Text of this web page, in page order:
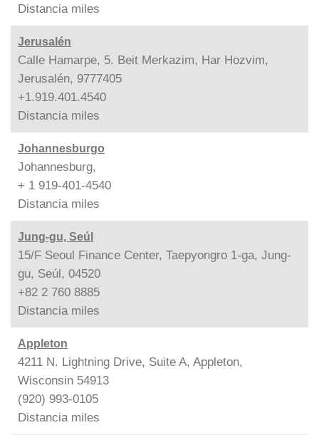
Distancia miles
Jerusalén
Calle Hamarpe, 5. Beit Merkazim, Har Hozvim,
Jerusalén, 9777405
+1.919.401.4540
Distancia miles
Johannesburgo
Johannesburg,
+ 1 919-401-4540
Distancia miles
Jung-gu, Seúl
15/F Seoul Finance Center, Taepyongro 1-ga, Jung-
gu, Seúl, 04520
+82 2 760 8885
Distancia miles
Appleton
4211 N. Lightning Drive, Suite A, Appleton,
Wisconsin 54913
(920) 993-0105
Distancia miles